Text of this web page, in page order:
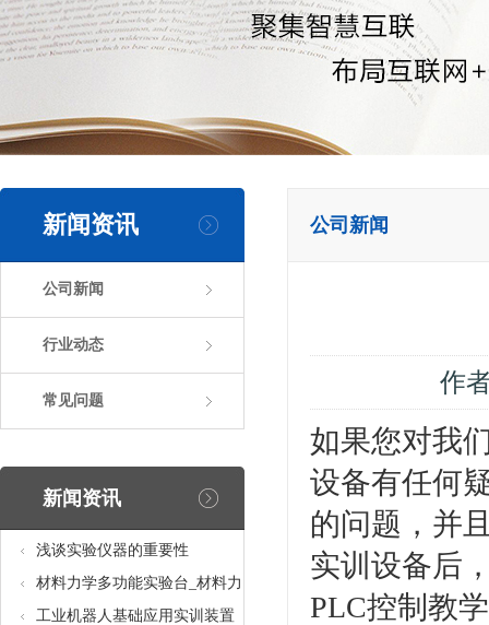
新闻资讯
公司新闻
行业动态
常见问题
新闻资讯
浅谈实验仪器的重要性
材料力学多功能实验台_材料力
学多功能考核实验实训设备
工业机器人基础应用实训装置
公司新闻
作
如果您对我
设备有任何
的问题，并
实训设备后
PLC控制教